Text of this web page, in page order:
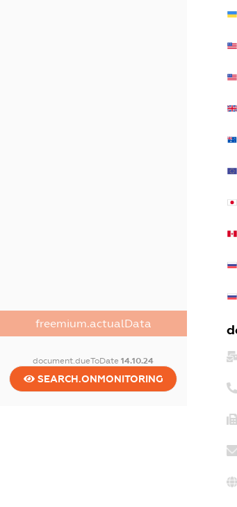
freemium.actualData
document.dueToDate14.10.24
SEARCH.ONMONITORING